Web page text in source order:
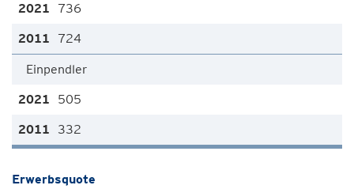
736
724
Einpendler
505
332
Erwerbsquote